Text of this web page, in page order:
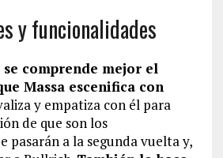
y funcionalidades
se comprende mejor el
Massa escenifica con
y empatiza con él para
de que son los
pasarán a la segunda vuelta y,